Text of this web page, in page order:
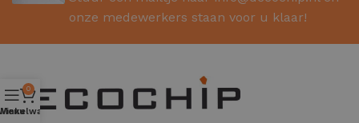
onze medewerkers staan voor u klaar!
Menu
0